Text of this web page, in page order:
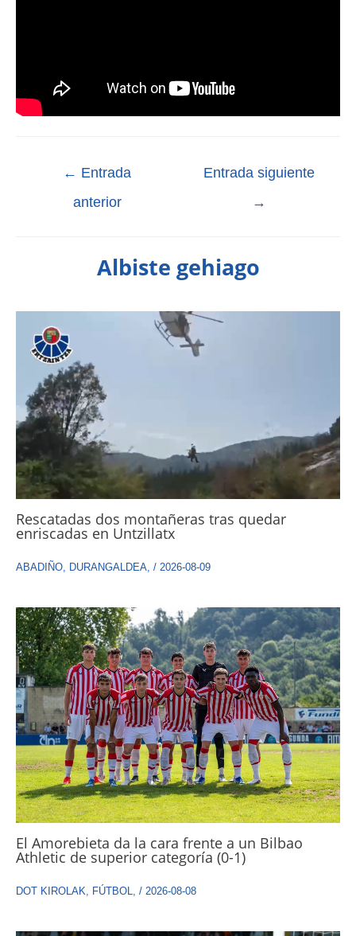
← Entrada
anterior
Entrada siguiente
→
Albiste gehiago
Rescatadas dos montañeras tras quedar
enriscadas en Untzillatx
ABADIÑO DURANGALDEA / 2026-08-09
El Amorebieta da la cara frente a un Bilbao
Athletic de superior categoría (0-1)
DOT KIROLAK FÚTBOL / 2026-08-08